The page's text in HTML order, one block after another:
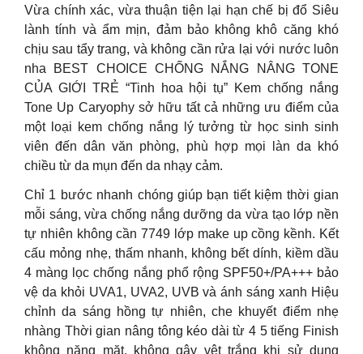
Vừa chính xác, vừa thuận tiện lại hạn chế bị đổ Siêu
lành tính và ẩm mịn, đảm bảo không khô căng khó
chịu sau tẩy trang, và không cần rửa lại với nước luôn
nha BEST CHOICE CHỐNG NẮNG NÂNG TONE
CỦA GIỚI TRẺ “Tinh hoa hội tụ” Kem chống nắng
Tone Up Caryophy sở hữu tất cả những ưu điểm của
một loại kem chống nắng lý tưởng từ học sinh sinh
viên đến dân văn phòng, phù hợp mọi làn da khó
chiều từ da mụn đến da nhạy cảm.
Chỉ 1 bước nhanh chóng giúp bạn tiết kiệm thời gian
mỗi sáng, vừa chống nắng dưỡng da vừa tạo lớp nền
tự nhiên không cần 7749 lớp make up cồng kềnh. Kết
cấu mỏng nhẹ, thấm nhanh, không bết dính, kiềm dầu
4 màng lọc chống nắng phổ rộng SPF50+/PA+++ bảo
vệ da khỏi UVA1, UVA2, UVB và ánh sáng xanh Hiệu
chỉnh da sáng hồng tự nhiên, che khuyết điểm nhẹ
nhàng Thời gian nâng tông kéo dài từ 4 5 tiếng Finish
không nặng mặt, không gây vệt trắng khi sử dụng